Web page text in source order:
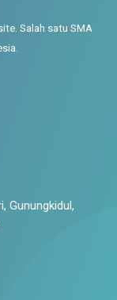
Salah satu SMA
Gunungkidul,